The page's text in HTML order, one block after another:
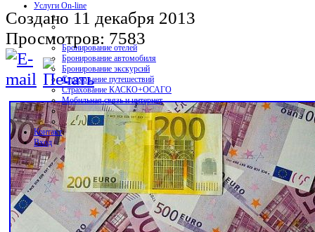
Услуги On-line
Бронирование отелей
Бронирование автомобиля
Бронирование экскурсий
Страхование путешествий
Страхование КАСКО+ОСАГО
Мобильная связь и интернет
Контакт
Вход
Создано 11 декабря 2013
Просмотров: 7583